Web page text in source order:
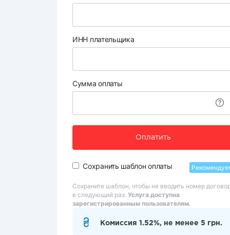
ИНН плательщика
Сумма оплаты
Оплатить
Сохранить шаблон оплаты
Сохраните шаблон, чтобы не вводить номер
в следующий раз. Услуга доступна
зарегистрированным пользователям.
Комиссия 1.52%, не менее 5 грн.